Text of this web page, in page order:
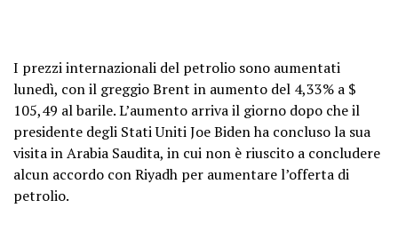
I prezzi internazionali del petrolio sono aumentati
lunedì, con il greggio Brent in aumento del 4,33% a $
105,49 al barile. L’aumento arriva il giorno dopo che il
presidente degli Stati Uniti Joe Biden ha concluso la sua
visita in Arabia Saudita, in cui non è riuscito a concludere
alcun accordo con Riyadh per aumentare l’offerta di
petrolio.